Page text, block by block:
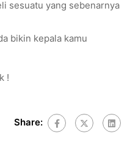
sesuatu yang sebenarnya
bikin kepala kamu
!
Share: